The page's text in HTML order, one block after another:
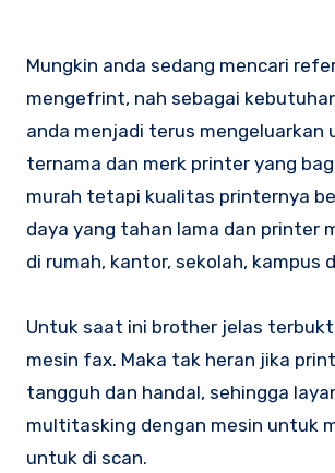
Mungkin anda sedang mencari referensi printer terbaik dan printer bagus untuk kebutuhan anda dalam urusan
mengefrint, nah sebagai
anda menjadi terus
ternama dan merk printer yang
murah tetapi kualitas printernya
daya yang tahan lama dan printer
di rumah, kantor, sekolah,
Untuk saat ini brother jelas
mesin fax. Maka tak heran jika
tangguh dan handal, sehingga
multitasking dengan mesin untuk
untuk di scan.